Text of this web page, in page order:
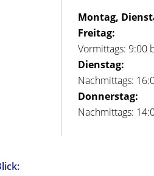
Montag,
Freitag:
Vormittags: 9:00
Dienstag:
Nachmittags:
Donnerstag:
Nachmittags: